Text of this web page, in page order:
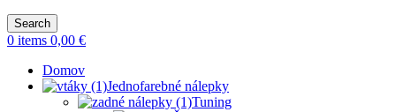
Search
0 items 0,00 €
Domov
Jednofarebné nálepky
Tuning